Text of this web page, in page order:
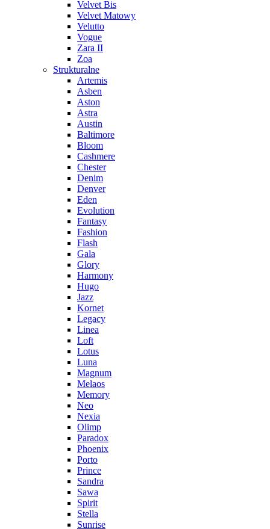
Velvet Bis
Velvet Matowy
Velutto
Vogue
Zara II
Zoa
Strukturalne
Artemis
Asben
Aston
Astra
Austin
Baltimore
Bloom
Cashmere
Chester
Denim
Denver
Eden
Evolution
Fantasy
Fashion
Flash
Gala
Glory
Harmony
Hugo
Jazz
Kornet
Legacy
Linea
Loft
Lotus
Luna
Magnum
Melaos
Memory
Neo
Nexia
Olimp
Paradox
Phoenix
Porto
Prince
Sandra
Sawa
Spirit
Stella
Sunrise